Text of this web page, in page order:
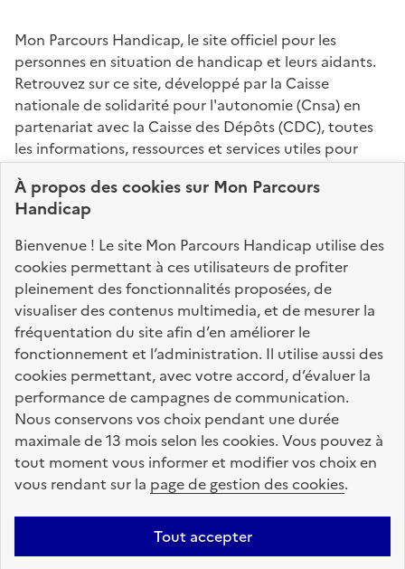
À propos descookiessur Mon Parcours
Handicap
Bienvenue ! Le site Mon Parcours Handicap utilise des
cookies permettant à ces utilisateurs de profiter
pleinement des fonctionnalités proposées, de
visualiser des contenus multimedia, et de mesurer la
fréquentation du site afin d’en améliorer le
fonctionnement et l’administration. Il utilise aussi des
cookies permettant, avec votre accord, d’évaluer la
performance de campagnes de communication.
Nous conservons vos choix pendant une durée
maximale de 13 mois selon les cookies. Vous pouvez à
tout moment vous informer et modifier vos choix en
vous rendant sur la page de gestion des cookies.
Tout accepter
Mon Parcours Handicap, le site officiel pour les
personnes en situation de handicap et leurs aidants.
Retrouvez sur ce site, développé par la Caisse
nationale de solidarité pour l'autonomie (Cnsa) en
partenariat avec la Caisse des Dépôts (CDC), toutes
les informations, ressources et services utiles pour
connaître vos droits, effectuer vos démarches,
identifier vos interlocuteurs.
Nos sites partenaires
info.gouv.fr service-public.fr legifrance.gouv.fr
data.gouv.fr
Nos partenaires
La Caisse des Dépôts
accompagne les parcours
de vie
Plan du site Accessibilité : totalement conforme Mentions légales
Données personnelles CGU Politique des cookies